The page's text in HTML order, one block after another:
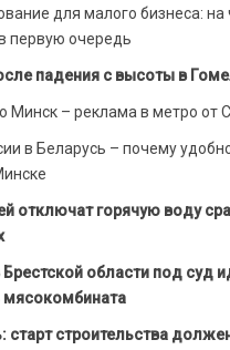
для малого бизнеса: на
первую очередь
падения с высоты в
Минск – реклама в метро от
в Беларусь – почему
отключат горячую воду
Брестской области под суд
мясокомбината
старт строительства